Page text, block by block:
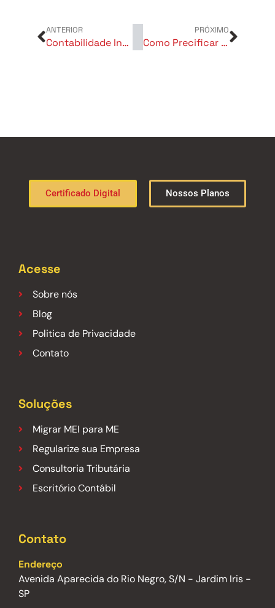
ANTERIOR
Contabilidade Inteligente: Como Usar os Números para Crescer Seu Negócio
PRÓXIMO
Como Precificar Seus Produtos e Serviços de Forma Estratégica
Certificado Digital Nossos Planos
Acesse
Sobre nós
Blog
Politica de Privacidade
Contato
Soluções
Migrar MEI para ME
Regularize sua Empresa
Consultoria Tributária
Escritório Contábil
Contato
Endereço
Avenida Aparecida do Rio Negro, S/N - Jardim Iris -
SP